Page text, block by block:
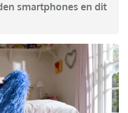
smartphones en dit